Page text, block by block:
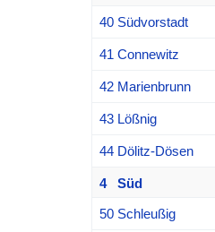
40 Südvorstadt
41 Connewitz
42 Marienbrunn
43 Lößnig
44 Dölitz-Dösen
4 Süd
50 Schleußig